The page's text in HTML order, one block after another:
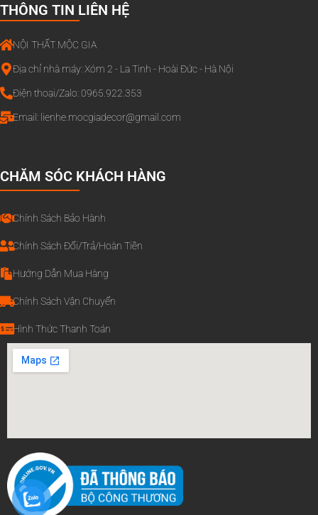
THÔNG TIN LIÊN HỆ
NỘI THẤT MỘC GIA
Địa chỉ nhà máy: Xóm 2 - La Tinh - Hoài Đức - Hà Nội
Điện thoại/Zalo: 0965.922.353
Email: lienhe.mocgiadecor@gmail.com
CHĂM SÓC KHÁCH HÀNG
Chính Sách Bảo Hành
Chính Sách Đổi/Trả/Hoàn Tiền
Hướng Dẫn Mua Hàng
Chính Sách Vận Chuyển
Hình Thức Thanh Toán